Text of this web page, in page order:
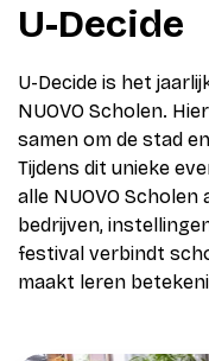
U-Decide
U-Decide is het
NUOVO Scholen.
samen om de stad
Tijdens dit unieke
alle NUOVO
bedrijven,
festival verbindt
maakt leren